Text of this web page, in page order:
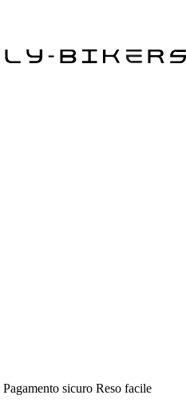
Pagamento sicuro Reso facile